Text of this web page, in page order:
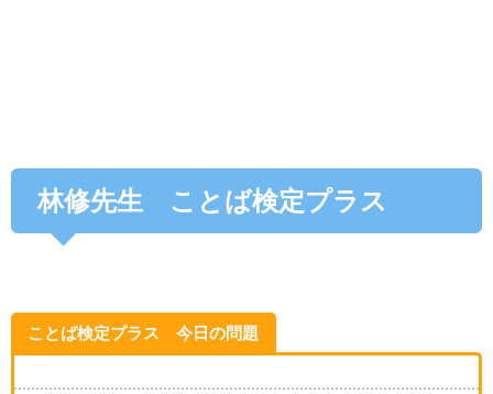
林修先生 ことば検定プラス
ことば検定プラス 今日の問題